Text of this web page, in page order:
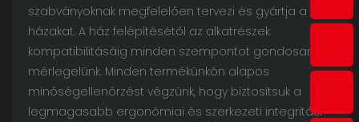
szabványoknak megfelelően tervezi és gyártja a PC-
házakat. A ház felépítésétől az alkatrészek
kompatibilitásáig minden szempontot gondosan
mérlegelünk. Minden termékünkön alapos
minőségellenőrzést végzünk, hogy biztosítsuk a
legmagasabb ergonómiai és szerkezeti integritási